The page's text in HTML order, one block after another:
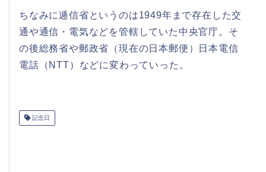
ちなみに逓信省というのは1949年まで存在した交
通や通信・電気などを管轄していた中央官庁。そ
の後総務省や郵政省（現在の日本郵便）日本電信
電話（NTT）などに変わっていった。
記念日